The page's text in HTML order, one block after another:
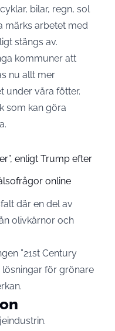
bilar, regn, sol
märks arbetet med
stängs av.
kommuner att
nu allt mer
under våra fötter.
som kan göra
enligt Trump efter
online
där en del av
olivkärnor och
”21st Century
lösningar för grönare